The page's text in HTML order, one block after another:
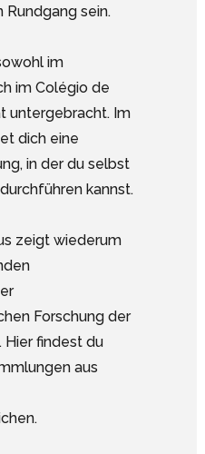
Rundgang sein.
im
im Colégio de
untergebracht. Im
dich eine
in der du selbst
kannst.
zeigt wiederum
Forschung der
Hier findest du
aus